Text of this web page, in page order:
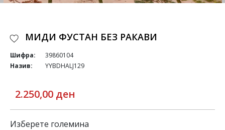
МИДИ ФУСТАН БЕЗ РАКАВИ
Шифра:
39860104
Назив:
YYBDHALJ129
2.250,00 ден
Изберете големина